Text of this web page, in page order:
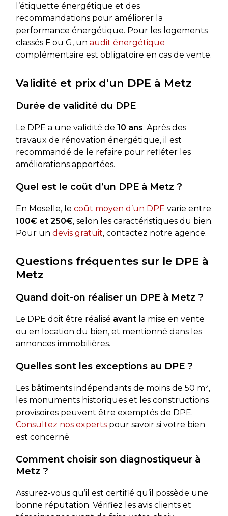
l’étiquette énergétique et des
recommandations pour améliorer la
performance énergétique. Pour les logements
classés F ou G, un audit énergétique
complémentaire est obligatoire en cas de vente.
Validité et prix d’un DPE à Metz
Durée de validité du DPE
Le DPE a une validité de 10 ans. Après des
travaux de rénovation énergétique, il est
recommandé de le refaire pour refléter les
améliorations apportées.
Quel est le coût d’un DPE à Metz ?
En Moselle, le coût moyen d’un DPE varie entre
100€ et 250€, selon les caractéristiques du bien.
Pour un devis gratuit, contactez notre agence.
Questions fréquentes sur le DPE à
Metz
Quand doit-on réaliser un DPE à Metz ?
Le DPE doit être réalisé avantla mise en vente
ou en location du bien, et mentionné dans les
annonces immobilières.
Quelles sont les exceptions au DPE ?
Les bâtiments indépendants de moins de 50 m²,
les monuments historiques et les constructions
provisoires peuvent être exemptés de DPE.
Consultez nos expertspour savoir si votre bien
est concerné.
Comment choisir son diagnostiqueur à
Metz ?
Assurez-vous qu’il est certifié qu’il possède une
bonne réputation. Vérifiez les avis clients et